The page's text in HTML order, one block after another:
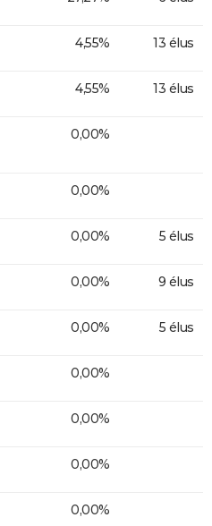
4,55% 13 élus
4,55% 13 élus
0,00%
0,00%
0,00% 5 élus
0,00% 9 élus
0,00% 5 élus
0,00%
0,00%
0,00%
0,00%